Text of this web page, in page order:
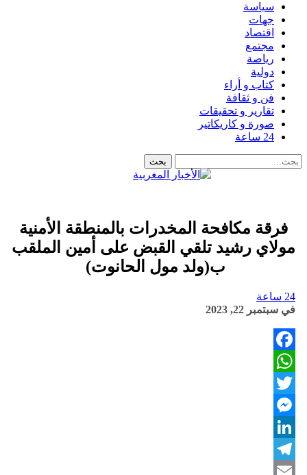
سياسة
جهات
اقتصاد
مجتمع
رياصة
دولية
كتاب و أراء
فن و ثقافة
تقارير و تحقيقات
صورة و كاريكاتير
24 ساعة
فرقة مكافحة المخدرات بالمنطقة الأمنية
مولاي رشيد تلقي القبض على أمين الملقب
ب(ولد مول الحانوت)
24 ساعة
في سبتمبر 22, 2023
Facebook
WhatsApp
Twitter
Messenger
LinkedIn
Telegram